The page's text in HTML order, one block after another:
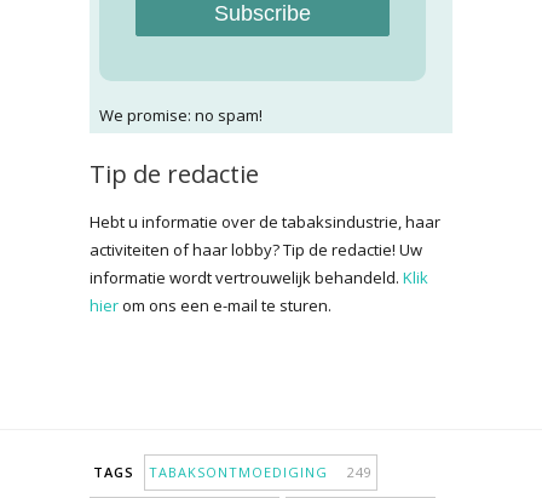
Subscribe
We promise: no spam!
Tip de redactie
Hebt u informatie over de tabaksindustrie, haar
activiteiten of haar lobby? Tip de redactie! Uw
informatie wordt vertrouwelijk behandeld. Klik
hierom ons een e-mail te sturen.
TAGS TABAKSONTMOEDIGING 249